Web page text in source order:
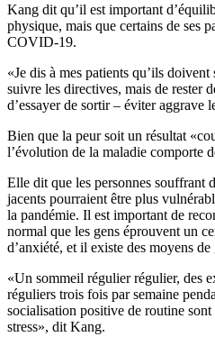
Kang dit qu’il est important
physique, mais que certains de ses
COVID-19.
«Je dis à mes patients qu’ils
suivre les directives, mais de rester
d’essayer de sortir – éviter aggrave
Bien que la peur soit un résultat
l’évolution de la maladie comporte
Elle dit que les personnes souffrant
jacents pourraient être plus
la pandémie. Il est important de
normal que les gens éprouvent un
d’anxiété, et il existe des moyens
«Un sommeil régulier régulier, des
réguliers trois fois par semaine
socialisation positive de routine
stress», dit Kang.